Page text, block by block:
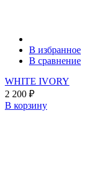
В избранное
В сравнение
WHITE IVORY
2 200 ₽
В корзину